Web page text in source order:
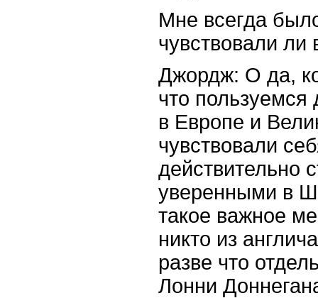
Мне всегда
чувствовали ли
Джордж: О да,
что пользуемся
в Европе и
чувствовали
действительно
уверенными в
такое важное
никто из
разве что
Лонни